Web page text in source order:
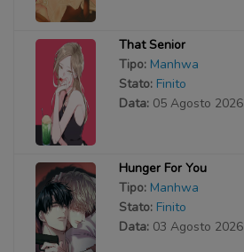
That Senior
Tipo: Manhwa
Stato: Finito
Data: 05 Agosto 2026
Hunger For You
Tipo: Manhwa
Stato: Finito
Data: 03 Agosto 2026